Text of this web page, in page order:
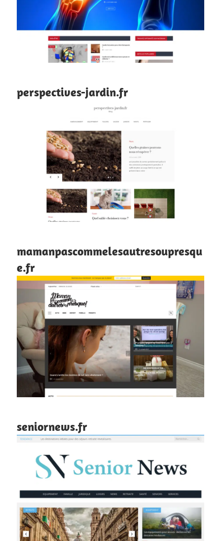
perspectives-jardin.fr
mamanpascommelesautresoupresqu
e.fr
seniornews.fr